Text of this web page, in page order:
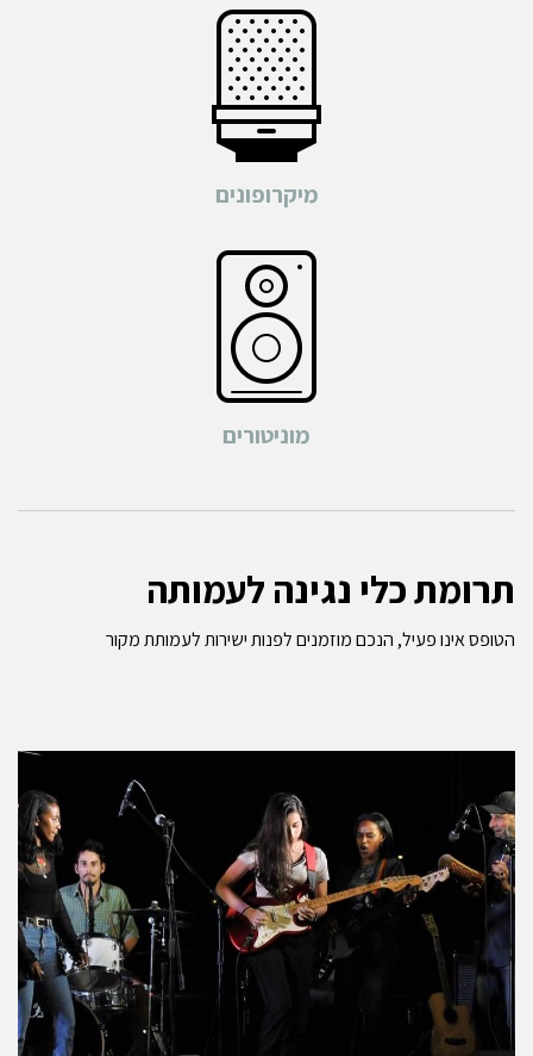
מיקרופונים
מוניטורים
תרומת כלי נגינה לעמותה
הטופס אינו פעיל, הנכם מוזמנים לפנות ישירות לעמותת מקור